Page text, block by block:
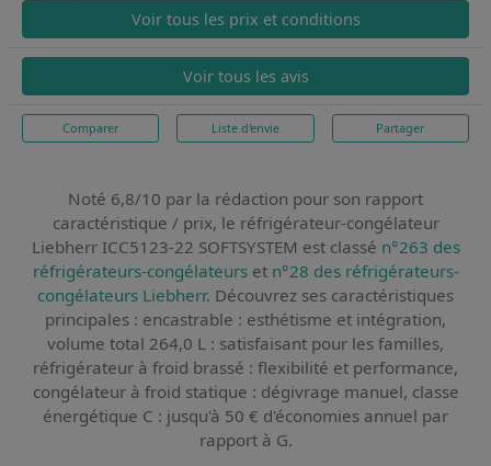
Voir tous les prix et conditions
Voir tous les avis
Comparer Liste d'envie Partager
Noté 6,8/10 par la rédaction pour son rapport
caractéristique / prix, le réfrigérateur-congélateur
Liebherr ICC5123-22 SOFTSYSTEM est classé n°263 des
réfrigérateurs-congélateurset n°28 des réfrigérateurs-
congélateurs Liebherr. Découvrez ses caractéristiques
principales : encastrable : esthétisme et intégration,
volume total 264,0 L : satisfaisant pour les familles,
réfrigérateur à froid brassé : flexibilité et performance,
congélateur à froid statique : dégivrage manuel, classe
énergétique C : jusqu'à 50 € d'économies annuel par
rapport à G.